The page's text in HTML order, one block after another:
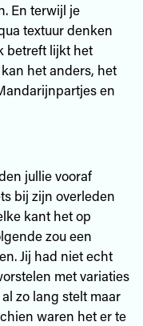
En terwijl je
textuur denken
betreft lijkt het
het anders, het
en
jullie vooraf
bij zijn overleden
kant het op
zou een
Jij had niet echt
met variaties
zo lang stelt maar
waren het er te